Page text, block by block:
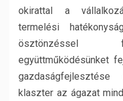
okirattal a
termelési
ösztönzéssel
együttműködésünket
klaszter az ágazat